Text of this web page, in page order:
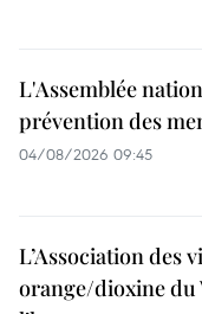
L'Assemblée
prévention des
04/08/2026 09:45
L’Association des
orange/dioxine du